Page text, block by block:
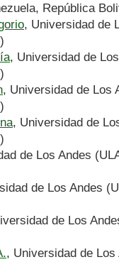
República
, Universidad de
, Universidad de
, Universidad de Los
, Universidad de
de Los Andes
de Los Andes
de Los
, Universidad de